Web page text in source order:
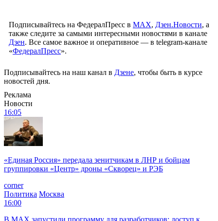
Подписывайтесь на ФедералПресс в МАХ, Дзен.Новости, а
также следите за самыми интересными новостями в канале
Дзен. Все самое важное и оперативное — в telegram-канале
«ФедералПресс».
Подписывайтесь на наш канал в Дзене, чтобы быть в курсе
новостей дня.
Реклама
Новости
16:05
«Единая Россия» передала зенитчикам в ЛНР и бойцам
группировки «Центр» дроны «Скворец» и РЭБ
corner
Политика Москва
16:00
В MAX запустили программу для разработчиков: доступ к